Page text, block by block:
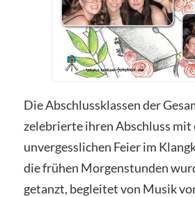
Die Abschlussklassen der
zelebrierte ihren Abschluss mit
unvergesslichen Feier im
die frühen Morgenstunden
getanzt, begleitet von Musik